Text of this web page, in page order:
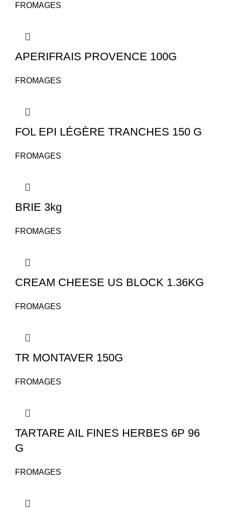
FROMAGES
APERIFRAIS PROVENCE 100G
FROMAGES
FOL EPI LÉGÈRE TRANCHES 150 G
FROMAGES
BRIE 3kg
FROMAGES
CREAM CHEESE US BLOCK 1.36KG
FROMAGES
TR MONTAVER 150G
FROMAGES
TARTARE AIL FINES HERBES 6P 96
G
FROMAGES